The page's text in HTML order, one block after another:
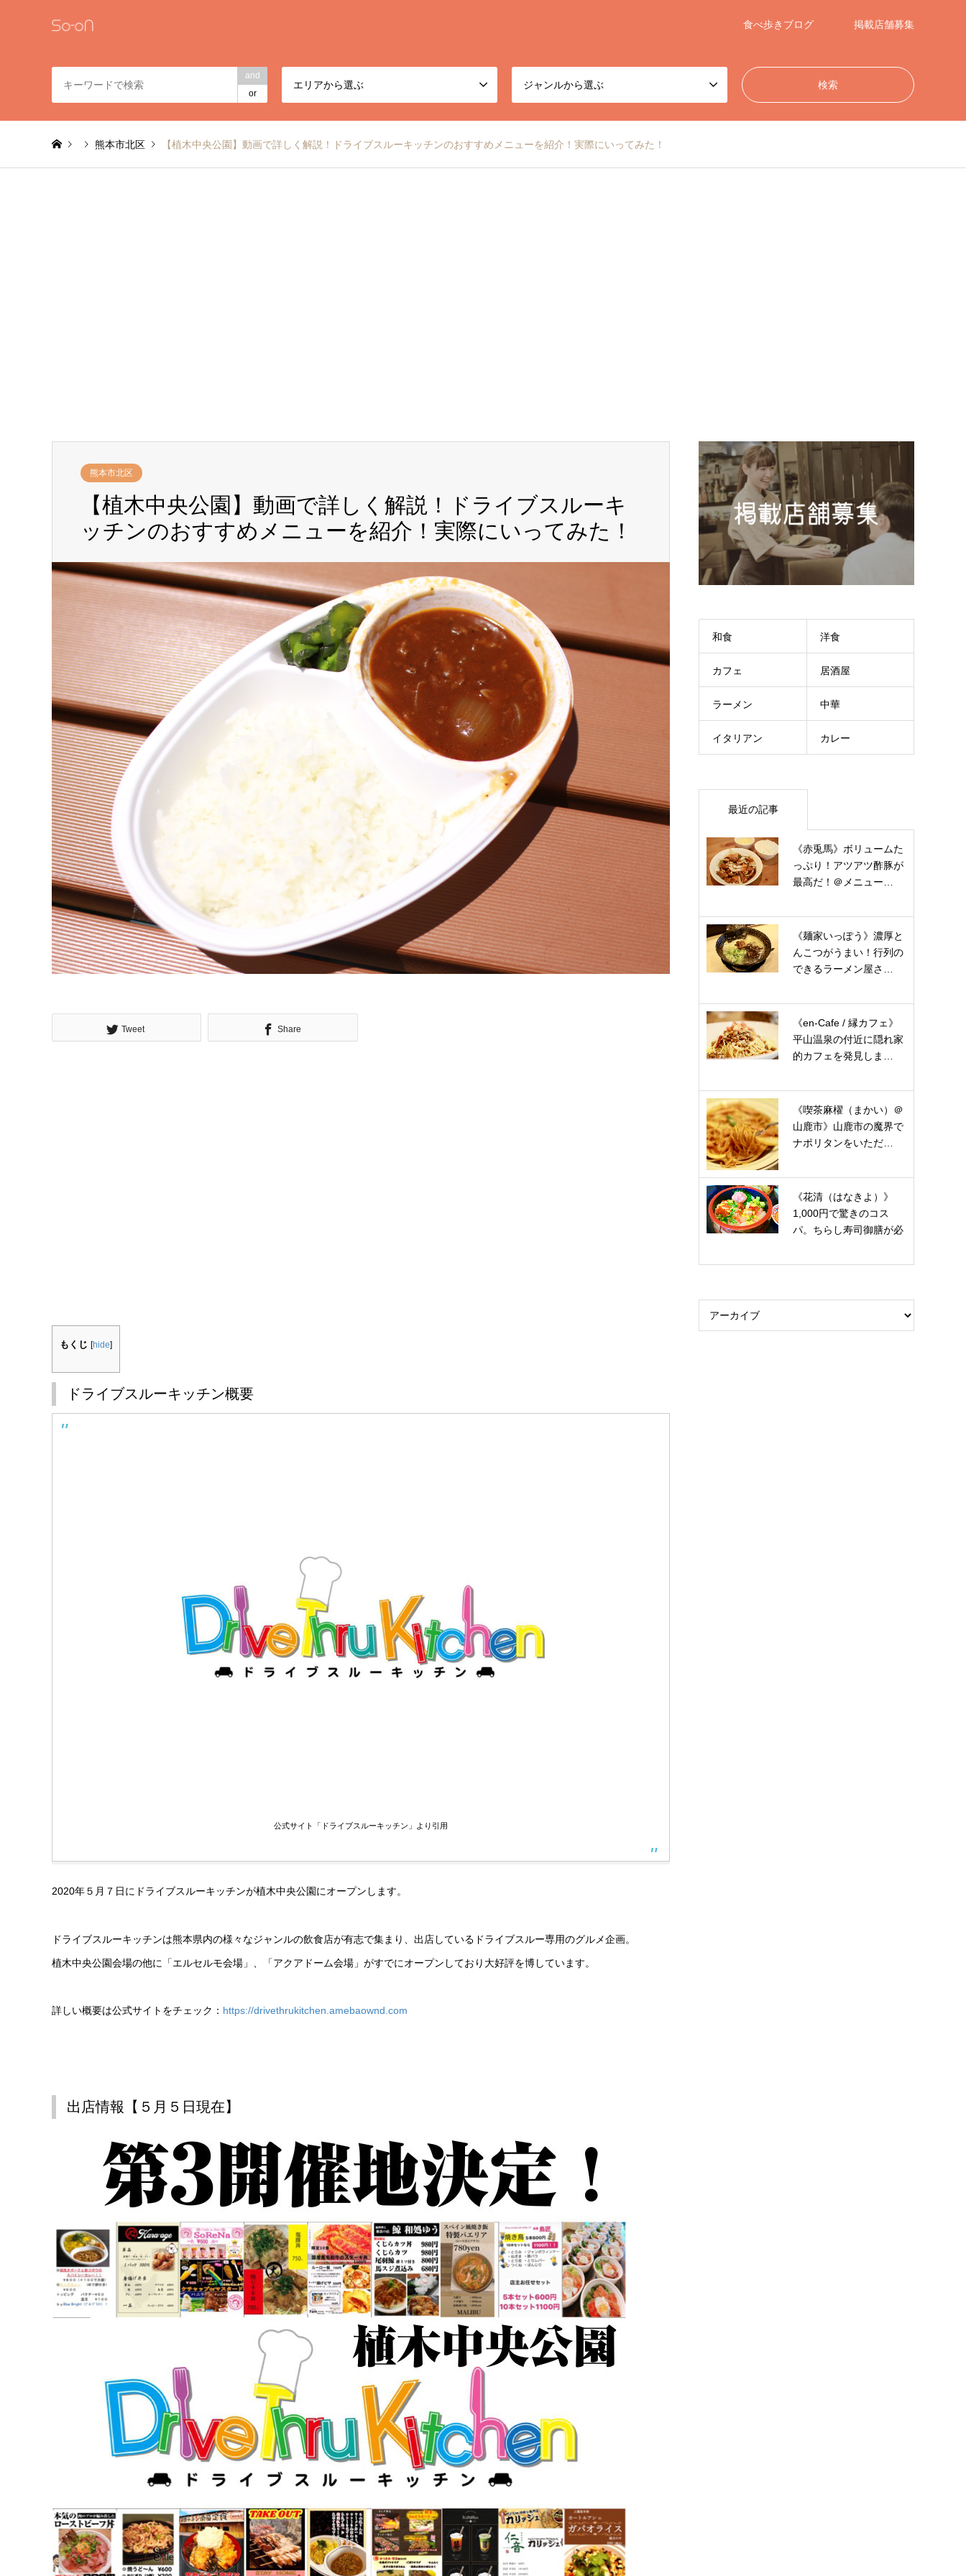
食べ歩きブログ 掲載店舗募集
and
or
エリアから選ぶ ジャンルから選ぶ
熊本市北区 【植木中央公園】動画で詳しく解説！ドライブスルーキッチンのおすすめメニューを紹介！実際にいってみた！
熊本市北区
【植木中央公園】動画で詳しく解説！ドライブスルーキ
ッチンのおすすめメニューを紹介！実際にいってみた！
Tweet Share
もくじ [hide]
ドライブスルーキッチン概要
公式サイト「ドライブスルーキッチン」より引用
2020年５月７日にドライブスルーキッチンが植木中央公園にオープンします。
ドライブスルーキッチンは熊本県内の様々なジャンルの飲食店が有志で集まり、出店しているドライブスルー専用のグルメ企画。
植木中央公園会場の他に「エルセルモ会場」、「アクアドーム会場」がすでにオープンしており大好評を博しています。
詳しい概要は公式サイトをチェック： https://drivethrukitchen.amebaownd.com
出店情報【５月５日現在】
和食 洋食
カフェ 居酒屋
ラーメン 中華
イタリアン カレー
最近の記事
《赤兎馬》ボリュームた
っぷり！アツアツ酢豚が
最高だ！＠メニュー…
《麺家いっぽう》濃厚と
んこつがうまい！行列の
できるラーメン屋さ…
《en-Cafe / 縁カフェ》
平山温泉の付近に隠れ家
的カフェを発見しま…
《喫茶麻櫂（まかい）＠
山鹿市》山鹿市の魔界で
ナポリタンをいただ…
《花清（はなきよ）》
1,000円で驚きのコス
パ。ちらし寿司御膳が必